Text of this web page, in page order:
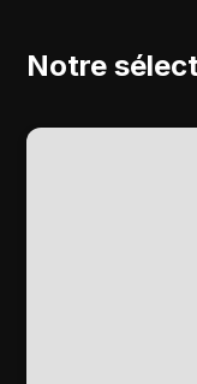
Notre